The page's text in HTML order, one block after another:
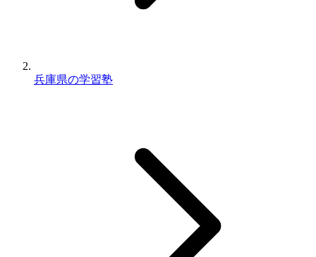
兵庫県の学習塾